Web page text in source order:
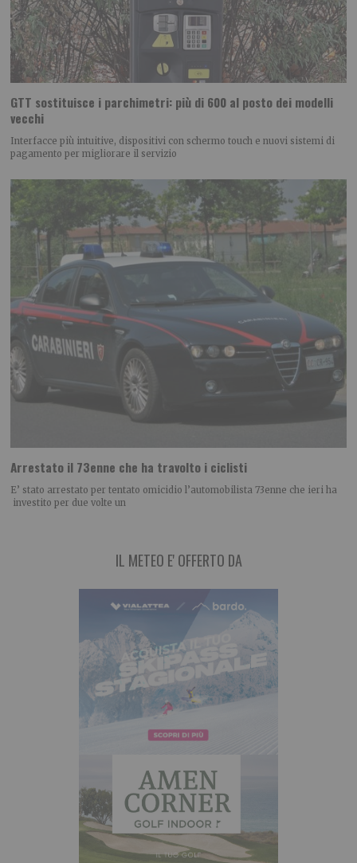
GTT sostituisce i parchimetri: più di 600 al posto dei modelli
vecchi
Interfacce più intuitive, dispositivi con schermo touch e nuovi sistemi di
pagamento per migliorare il servizio
Arrestato il 73enne che ha travolto i ciclisti
E’ stato arrestato per tentato omicidio l’automobilista 73enne che ieri ha
investito per due volte un
IL METEO E' OFFERTO DA